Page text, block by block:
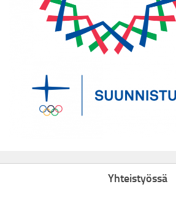
Yhteistyössä